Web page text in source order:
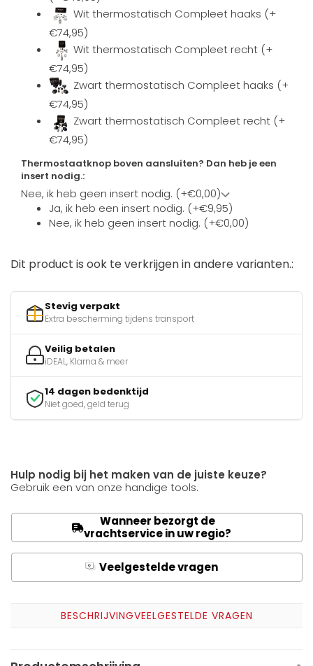
Wit thermostatisch Compleet haaks (+
€74,95)
Wit thermostatisch Compleet recht (+
€74,95)
Zwart thermostatisch Compleet haaks (+
€74,95)
Zwart thermostatisch Compleet recht (+
€74,95)
Thermostaatknop boven aansluiten? Dan heb je een
insert nodig.:
Nee, ik heb geen insert nodig. (+€0,00)
Ja, ik heb een insert nodig. (+€9,95)
Nee, ik heb geen insert nodig. (+€0,00)
Dit product is ook te verkrijgen in andere varianten.:
Stevig verpakt
Extra bescherming tijdens transport
Veilig betalen
iDEAL, Klarna & meer
14 dagen bedenktijd
Niet goed, geld terug
Hulp nodig bij het maken van de juiste keuze?
Gebruik een van onze handige tools.
Wanneer bezorgt de
vrachtservice in uw regio?
Q Veelgestelde vragen
BESCHRIJVINGVEELGESTELDE VRAGEN